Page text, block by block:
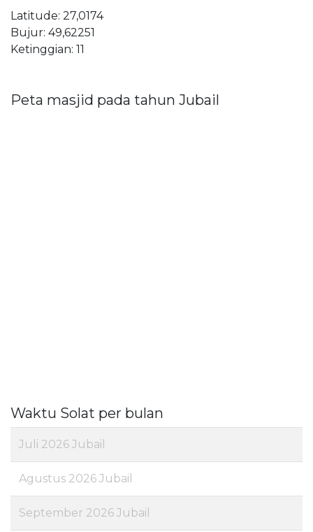
Latitude: 27,0174
Bujur: 49,62251
Ketinggian: 11
Peta masjid pada tahun Jubail
Waktu Solat per bulan
Juli 2026 Jubail
Agustus 2026 Jubail
September 2026 Jubail